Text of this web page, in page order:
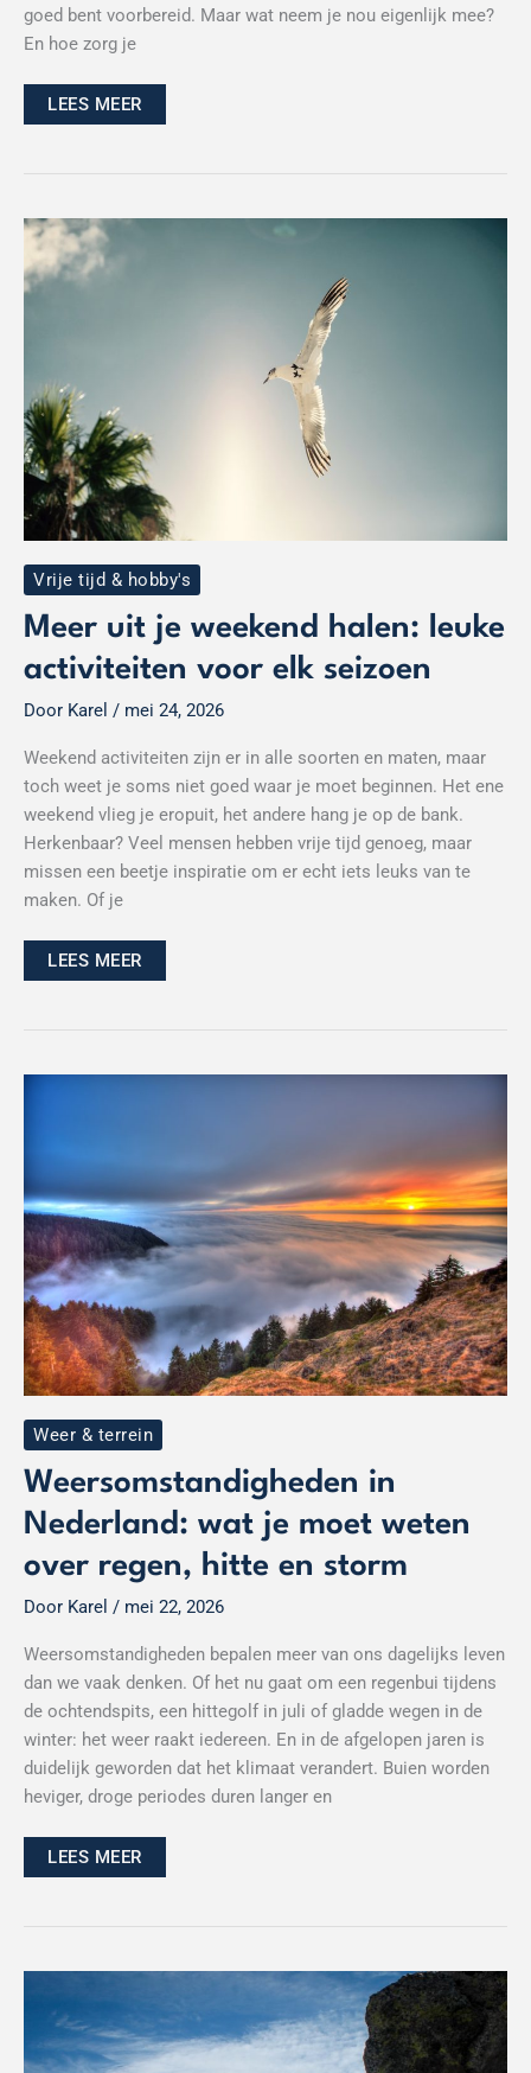
goed bent voorbereid. Maar wat neem je nou eigenlijk mee?
En hoe zorg je
LEES MEER
Vrije tijd & hobby's
Meer uit je weekend halen: leuke
activiteiten voor elk seizoen
Door Karel / mei 24, 2026
Weekend activiteiten zijn er in alle soorten en maten, maar
toch weet je soms niet goed waar je moet beginnen. Het ene
weekend vlieg je eropuit, het andere hang je op de bank.
Herkenbaar? Veel mensen hebben vrije tijd genoeg, maar
missen een beetje inspiratie om er echt iets leuks van te
maken. Of je
Meer
uit
je
weekend
LEES MEER
Weer & terrein
Weersomstandigheden in
Nederland: wat je moet weten
over regen, hitte en storm
Door Karel / mei 22, 2026
Weersomstandigheden bepalen meer van ons dagelijks leven
dan we vaak denken. Of het nu gaat om een regenbui tijdens
de ochtendspits, een hittegolf in juli of gladde wegen in de
winter: het weer raakt iedereen. En in de afgelopen jaren is
duidelijk geworden dat het klimaat verandert. Buien worden
heviger, droge periodes duren langer en
Weersomstandigheden
weten
over
regen,
hitte
en
storm
LEES MEER
Bergbeklimmen
beginners:
zo
zet
je